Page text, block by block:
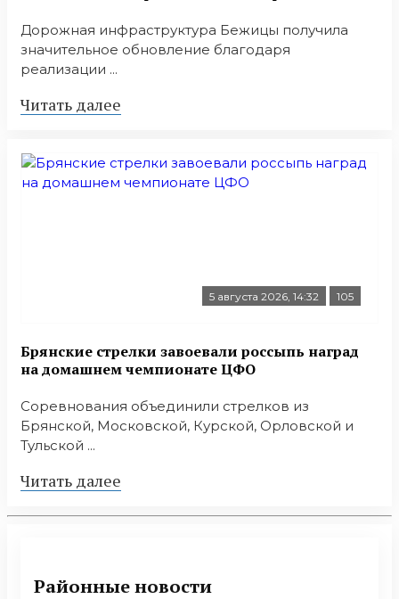
Дорожная инфраструктура Бежицы получила
значительное обновление благодаря
реализации ...
Читать далее
5 августа 2026, 14:32 105
Брянские стрелки завоевали россыпь наград
на домашнем чемпионате ЦФО
Соревнования объединили стрелков из
Брянской, Московской, Курской, Орловской и
Тульской ...
Читать далее
Районные новости